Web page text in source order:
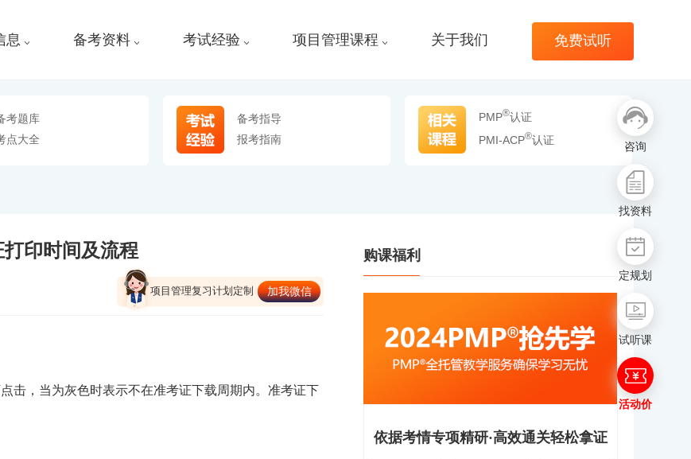
咨询
找资料
定规划
试听课
活动价
息 备考资料 考试经验 项目管理课程 关于我们 免费试听
考题库
点大全
备考指导
报考指南
PMP®认证
PMI-ACP®认证
打印时间及流程
项目管理复习计划定制 加我微信
击，当为灰色时表示不在准考证下载周期内。准考证下
购课福利
依据考情专项精研·高效通关轻松拿证